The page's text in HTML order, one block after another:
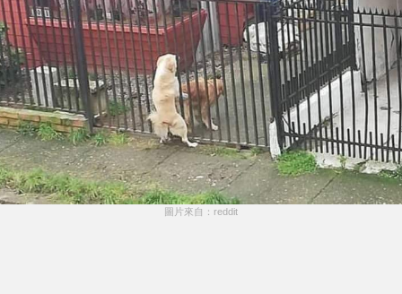
圖片來自：reddit